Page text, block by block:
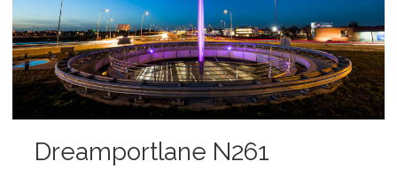
Dreamportlane N261